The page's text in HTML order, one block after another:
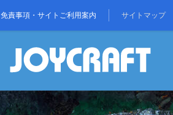
免責事項・サイトご利用案内 サイトマップ